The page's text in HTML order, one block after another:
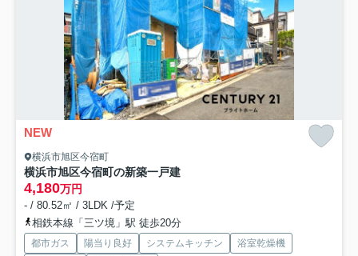
NEW
横浜市旭区今宿町
横浜市旭区今宿町の新築一戸建
4,180万円
- / 80.52㎡ / 3LDK /予定
相鉄本線「三ツ境」駅 徒歩20分
都市ガス 陽当り良好 システムキッチン
浴室乾燥機